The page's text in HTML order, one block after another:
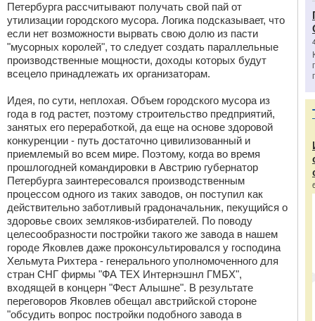
Петербурга рассчитывают получать свой пай от
утилизации городского мусора. Логика подсказывает, что
если нет возможности вырвать свою долю из пасти
"мусорных королей", то следует создать параллельные
производственные мощности, доходы которых будут
всецело принадлежать их организаторам.
Идея, по сути, неплохая. Объем городского мусора из
года в год растет, поэтому строительство предприятий,
занятых его переработкой, да еще на основе здоровой
конкуренции - путь достаточно цивилизованный и
приемлемый во всем мире. Поэтому, когда во время
прошлогодней командировки в Австрию губернатор
Петербурга заинтересовался производственным
процессом одного из таких заводов, он поступил как
действительно заботливый градоначальник, пекущийся о
здоровье своих земляков-избирателей. По поводу
целесообразности постройки такого же завода в нашем
городе Яковлев даже проконсультировался у господина
Хельмута Рихтера - генерального уполномоченного для
стран СНГ фирмы "ФА ТЕХ Интернэшнл ГМБХ",
входящей в концерн "Фест Алышне". В результате
переговоров Яковлев обещал австрийской стороне
"обсудить вопрос постройки подобного завода в